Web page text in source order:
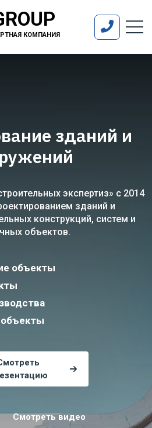
КОМПАНИЯ
зданий и
экспертиз» с 2014
зданий и
конструкций, систем и
объектов.
объекты
Смотреть видео